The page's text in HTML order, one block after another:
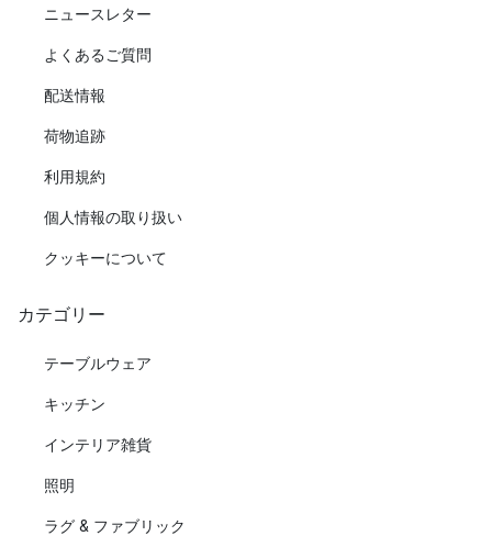
ニュースレター
よくあるご質問
配送情報
荷物追跡
利用規約
個人情報の取り扱い
クッキーについて
カテゴリー
テーブルウェア
キッチン
インテリア雑貨
照明
ラグ & ファブリック